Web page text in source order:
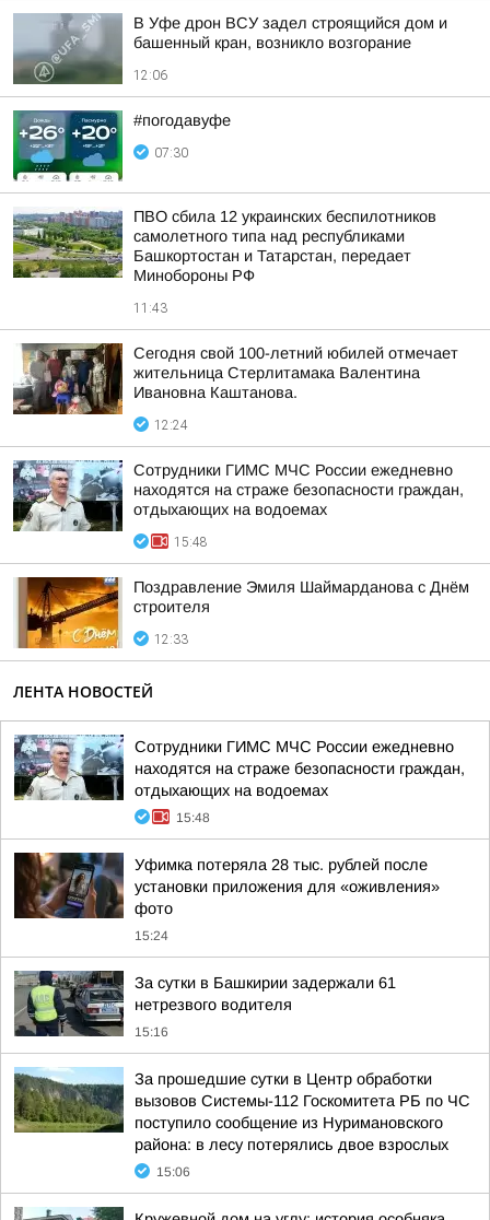
В Уфе дрон ВСУ задел строящийся дом и
башенный кран, возникло возгорание
12:06
#погодавуфе
07:30
ПВО сбила 12 украинских беспилотников
самолетного типа над республиками
Башкортостан и Татарстан, передает
Минобороны РФ
11:43
Сегодня свой 100-летний юбилей отмечает
жительница Стерлитамака Валентина
Ивановна Каштанова.
12:24
Сотрудники ГИМС МЧС России ежедневно
находятся на страже безопасности граждан,
отдыхающих на водоемах
15:48
Поздравление Эмиля Шаймарданова с Днём
строителя
12:33
ЛЕНТА НОВОСТЕЙ
Сотрудники ГИМС МЧС России ежедневно
находятся на страже безопасности граждан,
отдыхающих на водоемах
15:48
Уфимка потеряла 28 тыс. рублей после
установки приложения для «оживления»
фото
15:24
За сутки в Башкирии задержали 61
нетрезвого водителя
15:16
За прошедшие сутки в Центр обработки
вызовов Системы-112 Госкомитета РБ по ЧС
поступило сообщение из Нуримановского
района: в лесу потерялись двое взрослых
15:06